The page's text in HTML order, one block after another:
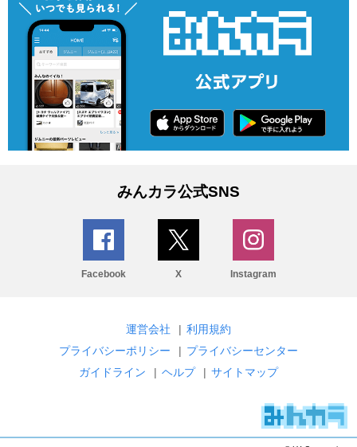
みんカラ公式SNS
Facebook X Instagram
運営会社 | 利用規約
プライバシーポリシー
| プライバシーセンター
ガイドライン
| ヘルプ | サイトマップ